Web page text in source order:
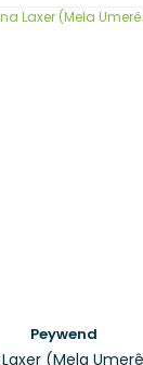
Peywend
(Mela Umerê